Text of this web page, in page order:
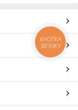
КНОПКА
ЗВ'ЯЗКУ